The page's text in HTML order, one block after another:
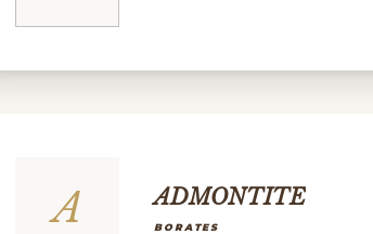
A ADMONTITE
BORATES